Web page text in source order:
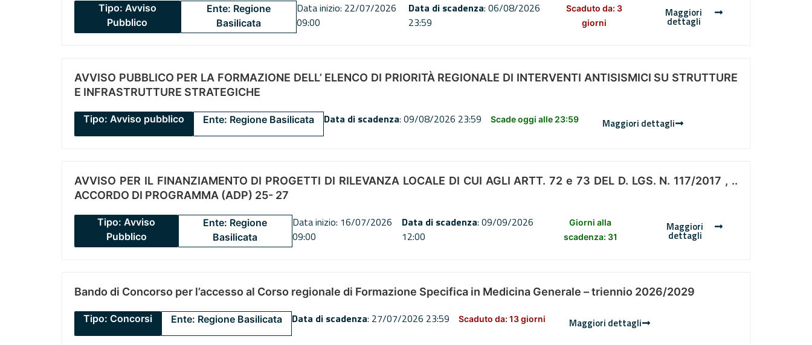
Tipo: Avviso
Pubblico
Ente: Regione
Basilicata
Data inizio: 22/07/2026
09:00
Data di scadenza: 06/08/2026
23:59
Scaduto da: 3
giorni
Maggiori
dettagli
AVVISO PUBBLICO PER LA FORMAZIONE DELL’ ELENCO DI PRIORITÀ REGIONALE DI INTERVENTI ANTISISMICI SU STRUTTURE
E INFRASTRUTTURE STRATEGICHE
Tipo: Avviso pubblico Ente: Regione Basilicata Data di scadenza: 09/08/2026 23:59 Scade oggi alle 23:59 Maggiori dettagli
AVVISO PER IL FINANZIAMENTO DI PROGETTI DI RILEVANZA LOCALE DI CUI AGLI ARTT. 72 e 73 DEL D. LGS. N. 117/2017 , ..
ACCORDO DI PROGRAMMA (ADP) 25- 27
Tipo: Avviso
Pubblico
Ente: Regione
Basilicata
Data inizio: 16/07/2026
09:00
Data di scadenza: 09/09/2026
12:00
Giorni alla
scadenza: 31
Maggiori
dettagli
Bando di Concorso per l’accesso al Corso regionale di Formazione Specifica in Medicina Generale – triennio 2026/2029
Tipo: Concorsi Ente: Regione Basilicata Data di scadenza: 27/07/2026 23:59 Scaduto da: 13 giorni Maggiori dettagli